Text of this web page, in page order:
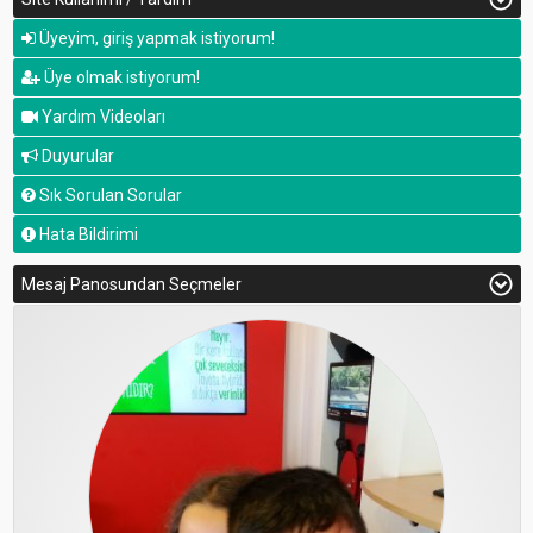
Üyeyim, giriş yapmak istiyorum!
Üye olmak istiyorum!
Yardım Videoları
Duyurular
Sık Sorulan Sorular
Hata Bildirimi
Mesaj Panosundan Seçmeler